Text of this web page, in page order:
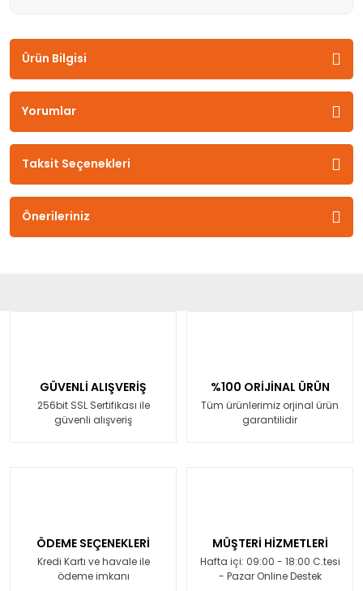
Ürün Bilgisi
Yorumlar
Taksit Seçenekleri
Önerileriniz
GÜVENLİ ALIŞVERİŞ
256bit SSL Sertifikası ile
güvenli alışveriş
%100 ORİJİNAL ÜRÜN
Tüm ürünlerimiz orjinal ürün
garantilidir
ÖDEME SEÇENEKLERİ
Kredi Kartı ve havale ile
ödeme imkanı
MÜŞTERİ HİZMETLERİ
Hafta içi: 09:00 - 18:00 C.tesi
- Pazar Online Destek